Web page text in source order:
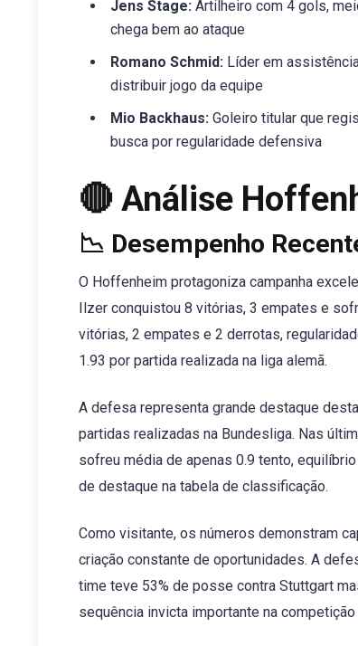
Jens Stage: Artilheiro com 4 gols,
chega bem ao ataque
Romano Schmid: Líder em
distribuir jogo da equipe
Mio Backhaus: Goleiro titular que
busca por regularidade defensiva
🔴 Análise
📉 Desempenho
O Hoffenheim protagoniza campanha
Ilzer conquistou 8 vitórias, 3 empates e
vitórias, 2 empates e 2 derrotas,
1.93 por partida realizada na liga alemã.
A defesa representa grande destaque
partidas realizadas na Bundesliga. Nas
sofreu média de apenas 0.9 tento,
de destaque na tabela de classificação.
Como visitante, os números demonstram
criação constante de oportunidades. A
time teve 53% de posse contra Stuttgart
sequência invicta importante na competição